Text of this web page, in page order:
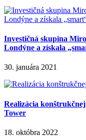
Investičná skupina
Londýne a získala
30. januára 2021
Realizácia
Tower
18. októbra 2022